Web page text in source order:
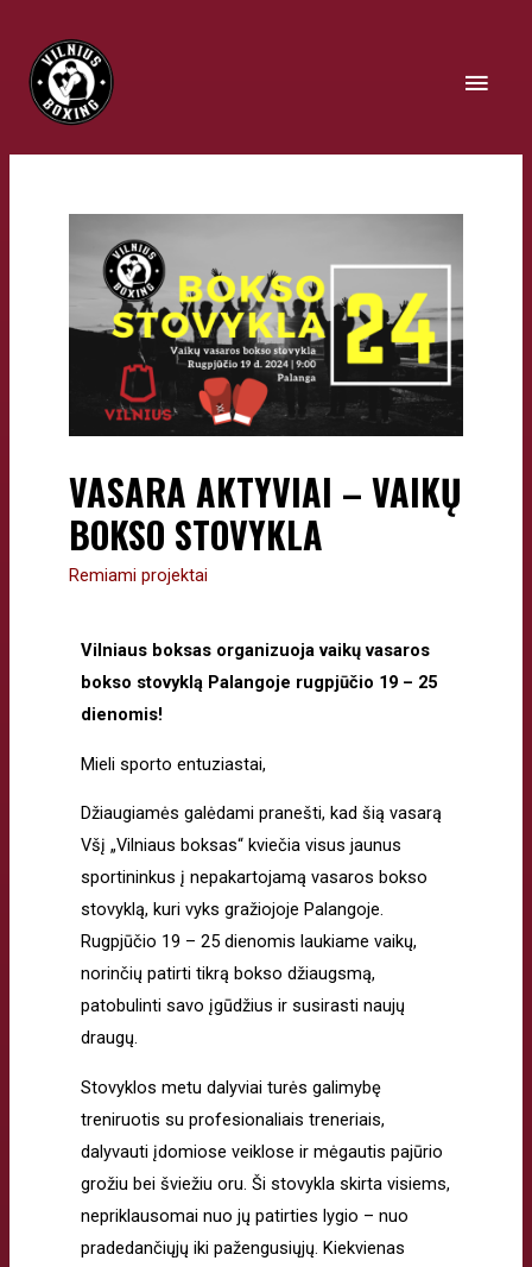
VASARA AKTYVIAI – VAIKŲ
BOKSO STOVYKLA
Remiami projektai
Vilniaus boksas organizuoja vaikų vasaros
bokso stovyklą Palangoje rugpjūčio 19 – 25
dienomis!
Mieli sporto entuziastai,
Džiaugiamės galėdami pranešti, kad šią vasarą
Všį „Vilniaus boksas“ kviečia visus jaunus
sportininkus į nepakartojamą vasaros bokso
stovyklą, kuri vyks gražiojoje Palangoje.
Rugpjūčio 19 – 25 dienomis laukiame vaikų,
norinčių patirti tikrą bokso džiaugsmą,
patobulinti savo įgūdžius ir susirasti naujų
draugų.
Stovyklos metu dalyviai turės galimybę
treniruotis su profesionaliais treneriais,
dalyvauti įdomiose veiklose ir mėgautis pajūrio
grožiu bei šviežiu oru. Ši stovykla skirta visiems,
nepriklausomai nuo jų patirties lygio – nuo
pradedančiųjų iki pažengusiųjų. Kiekvienas